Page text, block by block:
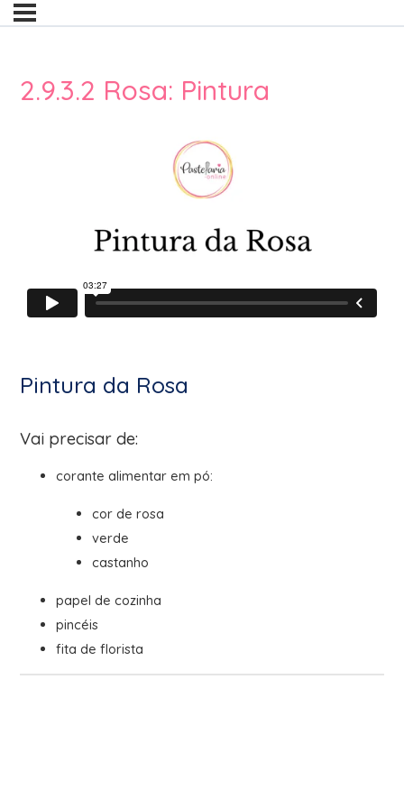
2.9.3.2 Rosa: Pintura
Pintura da Rosa
Vai precisar de:
corante alimentar em pó:
cor de rosa
verde
castanho
papel de cozinha
pincéis
fita de florista